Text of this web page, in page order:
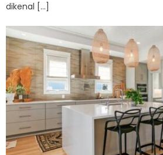
dikenal […]